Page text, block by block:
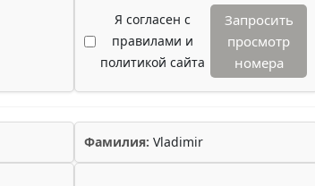
Я согласен с
правилами и
политикой сайта
Запросить
просмотр
номера
Фамилия: Vladimir